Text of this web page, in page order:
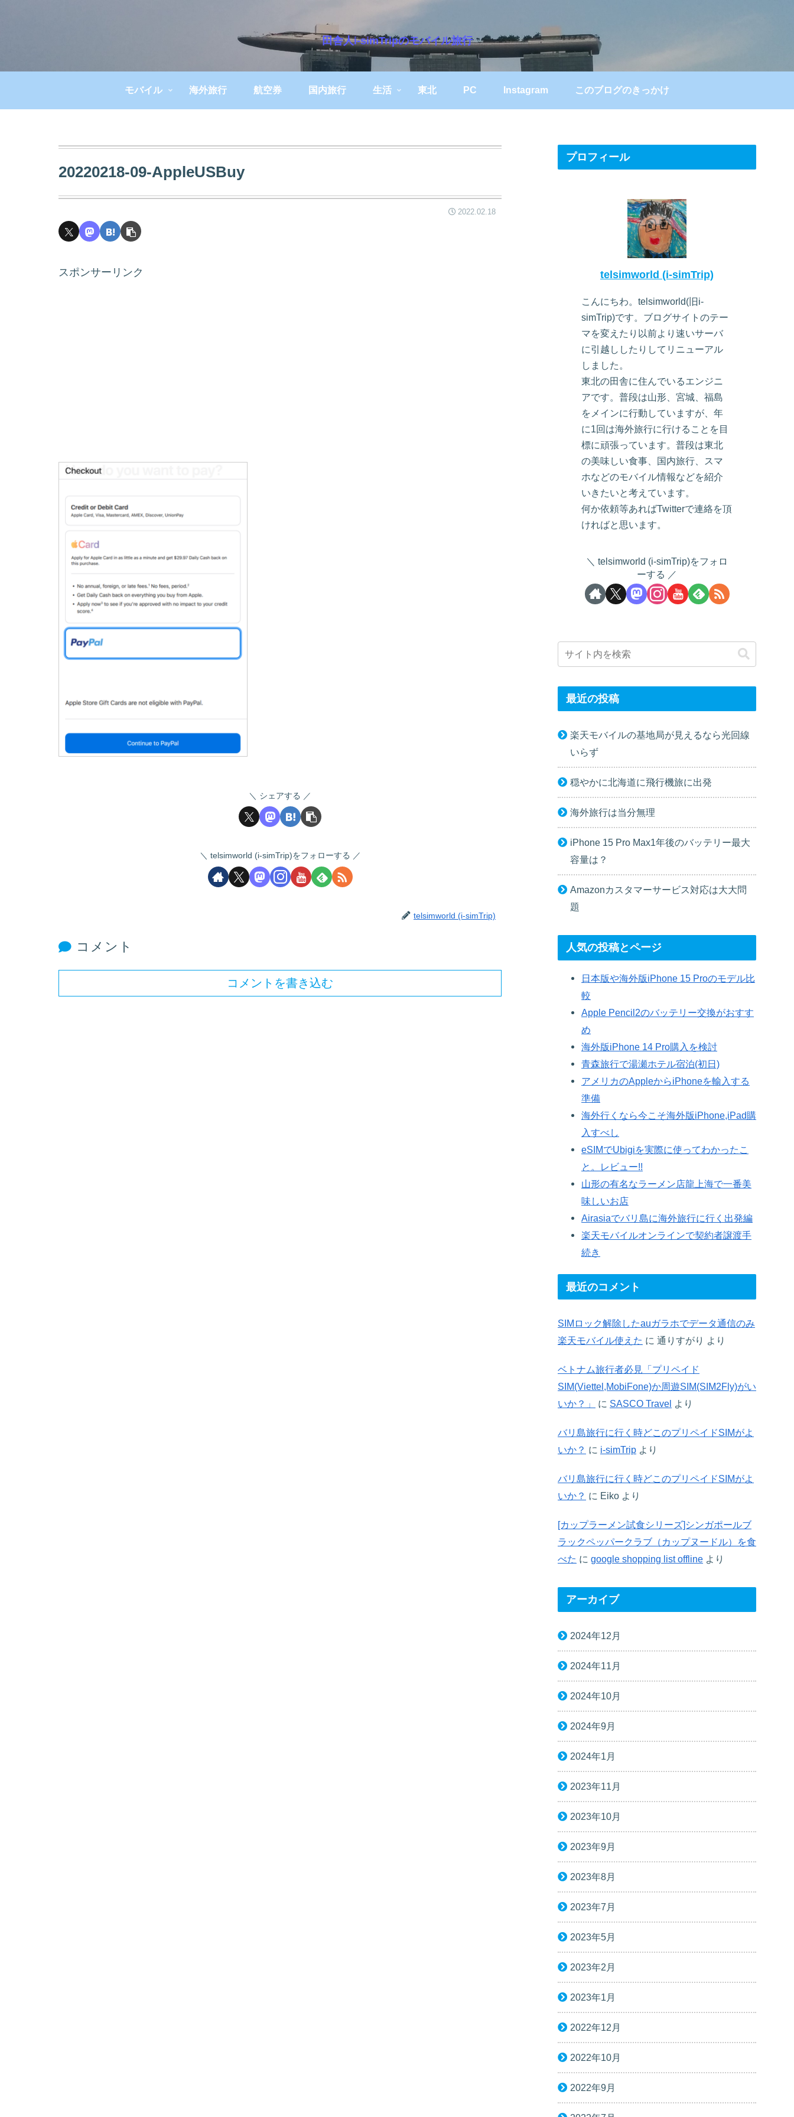
田舎人i-simTripのモバイル旅行
モバイル 海外旅行 航空券 国内旅行 生活 東北 PC Instagram このブログのきっかけ
20220218-09-AppleUSBuy
2022.02.18
スポンサーリンク
シェアする
telsimworld (i-simTrip)をフォローする
telsimworld (i-simTrip)
コメント
コメントを書き込む
プロフィール
telsimworld (i-simTrip)
こんにちわ。telsimworld(旧i-
simTrip)です。ブログサイトのテー
マを変えたり以前より速いサーバ
に引越ししたりしてリニューアル
しました。
東北の田舎に住んでいるエンジニ
アです。普段は山形、宮城、福島
をメインに行動していますが、年
に1回は海外旅行に行けることを目
標に頑張っています。普段は東北
の美味しい食事、国内旅行、スマ
ホなどのモバイル情報などを紹介
いきたいと考えています。
何か依頼等あればTwitterで連絡を頂
ければと思います。
telsimworld (i-simTrip)をフォロ
ーする
最近の投稿
楽天モバイルの基地局が見えるなら光回線
いらず
穏やかに北海道に飛行機旅に出発
海外旅行は当分無理
iPhone 15 Pro Max1年後のバッテリー最大
容量は？
Amazonカスタマーサービス対応は大大問
題
人気の投稿とページ
日本版や海外版iPhone 15 Proのモデル比
較
Apple Pencil2のバッテリー交換がおすす
め
海外版iPhone 14 Pro購入を検討
青森旅行で湯瀬ホテル宿泊(初日)
アメリカのAppleからiPhoneを輸入する
準備
海外行くなら今こそ海外版iPhone,iPad購
入すべし
eSIMでUbigiを実際に使ってわかったこ
と。レビュー!!
山形の有名なラーメン店龍上海で一番美
味しいお店
Airasiaでバリ島に海外旅行に行く出発編
楽天モバイルオンラインで契約者譲渡手
続き
最近のコメント
SIMロック解除したauガラホでデータ通信のみ
楽天モバイル使えた に 通りすがり より
ベトナム旅行者必見「プリペイド
SIM(Viettel,MobiFone)か周遊SIM(SIM2Fly)がい
いか？」
に SASCO Travel より
バリ島旅行に行く時どこのプリペイドSIMがよ
いか？ に i-simTrip より
バリ島旅行に行く時どこのプリペイドSIMがよ
いか？ に Eiko より
[カップラーメン試食シリーズ]シンガポールブ
ラックペッパークラブ（カップヌードル）を食
べた に google shopping list offline より
アーカイブ
2024年12月
2024年11月
2024年10月
2024年9月
2024年1月
2023年11月
2023年10月
2023年9月
2023年8月
2023年7月
2023年5月
2023年2月
2023年1月
2022年12月
2022年10月
2022年9月